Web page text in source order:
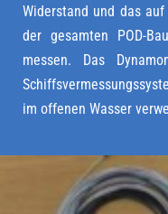
Widerstand und das
der gesamten POD-
messen. Das
im offenen Wasser